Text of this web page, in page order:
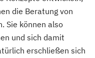
die Beratung von
Sie können also
und sich damit
erschließen sich